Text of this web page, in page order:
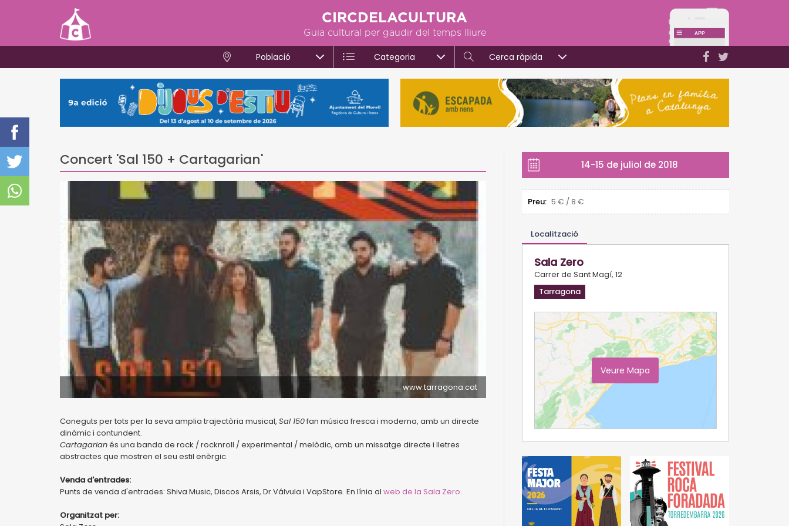
CIRCDELACULTURA
Guia cultural per gaudir del temps lliure
Població Categoria Cerca ràpida
Concert 'Sal 150 + Cartagarian'
www.tarragona.cat
Coneguts per tots per la seva amplia trajectòria musical, Sal 150fan música fresca i moderna, amb un directe
dinàmic i contundent.
Cartagarianés una banda de rock / rocknroll / experimental / melòdic, amb un missatge directe i lletres
abstractes que mostren el seu estil enèrgic.
Venda d'entrades:
Punts de venda d'entrades: Shiva Music, Discos Arsis, Dr.Válvula i VapStore. En línia al web de la Sala Zero.
Organitzat per:
14-15 de juliol de 2018
Preu: 5 € / 8 €
Localització
Sala Zero
Carrer de Sant Magí, 12
Tarragona
Veure Mapa